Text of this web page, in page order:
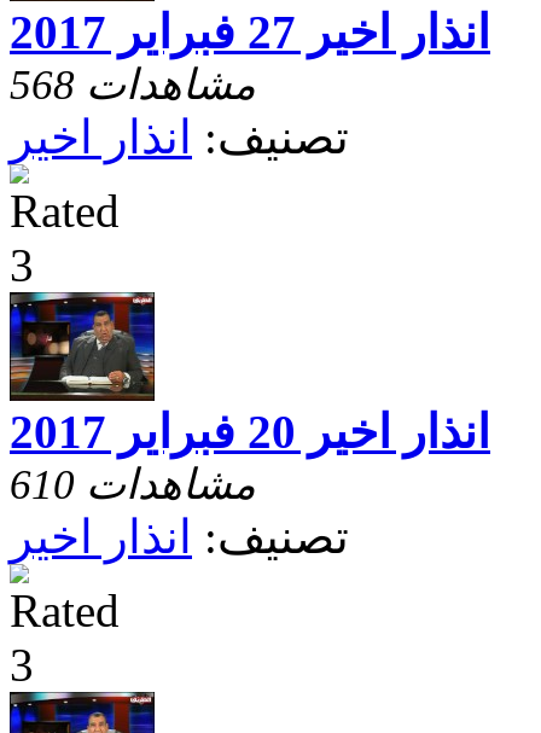
انذار اخير 27 فبراير 2017
568 مشاهدات
تصنيف: انذار اخير
انذار اخير 20 فبراير 2017
610 مشاهدات
تصنيف: انذار اخير